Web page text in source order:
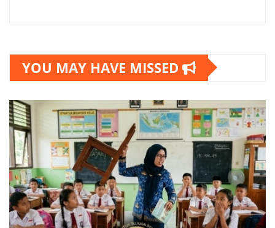
YOU MAY HAVE MISSED